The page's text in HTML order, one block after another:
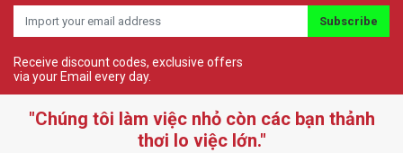
Subscribe
Receive discount codes, exclusive offers
via your Email every day.
"Chúng tôi làm việc nhỏ còn các bạn thảnh
thơi lo việc lớn."